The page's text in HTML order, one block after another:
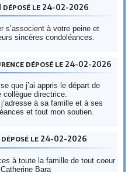
déposé le 24-02-2026
s’associent à votre peine et
sincères condoléances.
déposé le 24-02-2026
que j’ai appris le départ de
collègue directrice.
à sa famille et à ses
et tout mon soutien.
le 24-02-2026
à toute la famille de tout coeur
Bara